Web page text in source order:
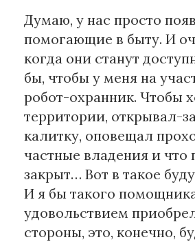
Думаю, у нас просто
помогающие в быту. И
когда они станут
бы, чтобы у меня на
робот-охранник. Чтобы
территории, открывал-
калитку, оповещал
частные владения и что
закрыт… Вот в такое
И я бы такого
удовольствием
стороны, это, конечно,